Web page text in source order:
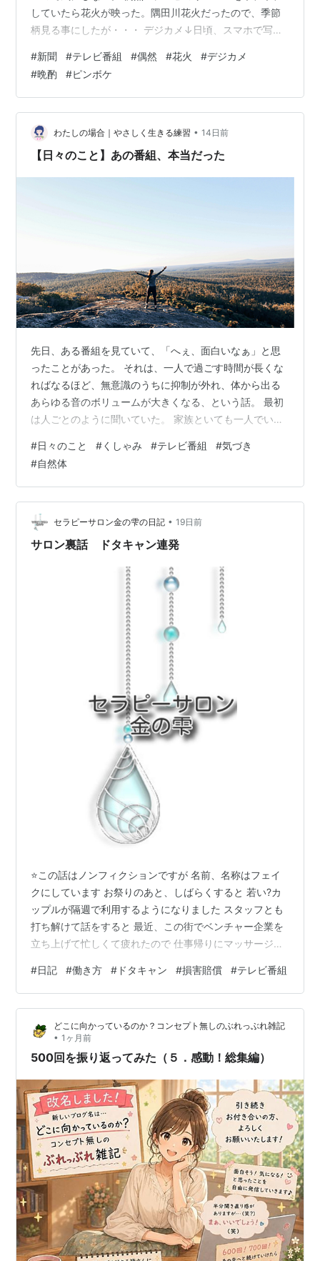
していたら花火が映った。隅田川花火だったので、季節
柄見る事にしたが・・・ デジカメ↓日頃、スマホで写真
ずビールを飲みながら、ただシャッターを押すだけで
す。 ボケ気味↓この日は土曜日、酔っぱらうまで飲むの
でまともには撮れない😩 暴発？↓解説なんか興味がな
く、打ち上がった花火に照準を合わせるだけ。次回に続
く。 群馬中央ギター学院のトップページへリンクしま
す。 中央マンドリンクラブのページへリンクしま…
#新聞 #テレビ番組 #偶然 #花火 #デジカメ
#晩酌 #ピンボケ
わたしの場合｜やさしく生きる練習 • 14日前
【日々のこと】あの番組、本当だった
先日、ある番組を見ていて、「へぇ、面白いなぁ」と思
ったことがあった。 それは、一人で過ごす時間が長くな
ればなるほど、無意識のうちに抑制が外れ、体から出る
あらゆる音のボリュームが大きくなる、という話。 最初
は人ごとのように聞いていた。 家族といても一人でいて
つも自然体だから、「そんなことあるのかな」くらいに
思っていた。 ところが先日。 自分のくしゃみに驚いた。
私はどちらかというと、「クシュン」と、かわいらしい
くしゃみをするタイプだと思っていた。少なくとも、そ
う信じて生きてきた。 ところが実際に出てきたのは、
「ブァ〜ハァ〜クション〜！」 もう完…
#日々のこと #くしゃみ #テレビ番組 #気づき
#自然体
セラピーサロン金の雫の日記 • 19日前
サロン裏話 ドタキャン連発
⭐この話はノンフィクションですが 名前、名称はフェイ
クにしています お祭りのあと、しばらくすると 若い?カ
ップルが隔週で利用するようになりました スタッフとも
打ち解けて話をすると 最近、この街でベンチャー企業を
立ち上げて忙しくて疲れたので 仕事帰りにマッサージに
していました いつも直前の予約でご来店をされるので、
予約が取れないかもという冷や冷やがいつもありました
でも、運がいいのかそんなこともなく ついてるカップル
なんだなぁと思ってました ある日帰り際「次回の予約を
お願いしますしたいんだけど」 ついに帰りの次回予約に
なったんだ✨ みんなやった…
#日記 #働き方 # ドタキャン #損害賠償 #テレビ番組
どこに向かっているのか？コンセプト無しのぶれっぶれ雑記
• 1ヶ月前
500回を振り返ってみた（５．感動！総集編）